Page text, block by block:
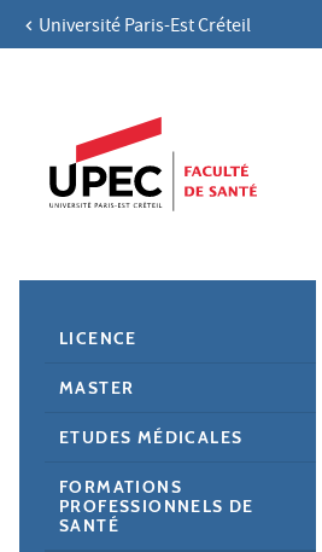
Aller au contenu
Navigation secondaire
Université Paris-Est Créteil
LICENCE
MASTER
ETUDES MÉDICALES
FORMATIONS
PROFESSIONNELS DE
SANTÉ